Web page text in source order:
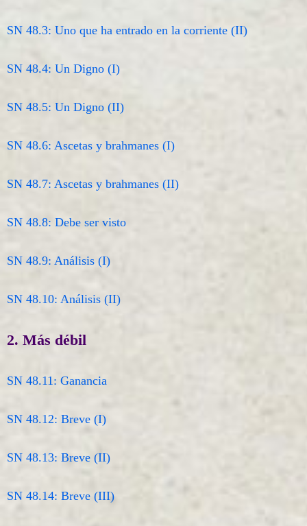
SN 48.3: Uno que ha entrado en la corriente (II)
SN 48.4: Un Digno (I)
SN 48.5: Un Digno (II)
SN 48.6: Ascetas y brahmanes (I)
SN 48.7: Ascetas y brahmanes (II)
SN 48.8: Debe ser visto
SN 48.9: Análisis (I)
SN 48.10: Análisis (II)
2. Más débil
SN 48.11: Ganancia
SN 48.12: Breve (I)
SN 48.13: Breve (II)
SN 48.14: Breve (III)